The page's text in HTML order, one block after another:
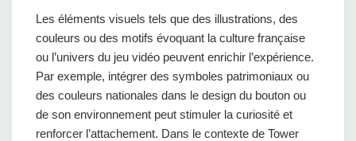
Les éléments visuels tels que des illustrations, des
couleurs ou des motifs évoquant la culture française
ou l’univers du jeu vidéo peuvent enrichir l’expérience.
Par exemple, intégrer des symboles patrimoniaux ou
des couleurs nationales dans le design du bouton ou
de son environnement peut stimuler la curiosité et
renforcer l’attachement. Dans le contexte de Tower